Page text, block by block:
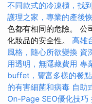
不同款式的冷凍櫃，找
護理之家，專業的產後
色都有相同的危險。 公
化妝品的安全性。 高雄
風格，隨心所欲變換 資
用透明，無隱藏費用 專
buffet，豐富多樣的餐
的有害細菌和病毒 自助
On-Page SEO優化技巧